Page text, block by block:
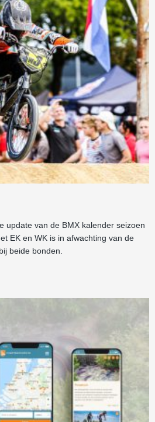
update van de BMX kalender seizoen
EK en WK is in afwachting van de
beide bonden.